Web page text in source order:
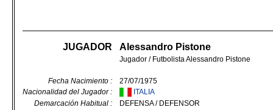
JUGADOR Alessandro Pistone
Jugador / Futbolista Alessandro Pistone
Fecha Nacimiento :
27/07/1975
Nacionalidad del Jugador :
ITALIA
Demarcación Habitual :
DEFENSA / DEFENSOR